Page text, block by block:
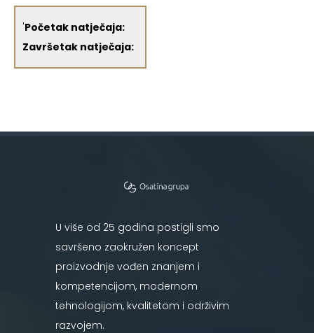
'Početak natječaja:
Završetak natječaja:
U više od 25 godina postigli smo
savršeno zaokružen koncept
proizvodnje vođen znanjem i
kompetencijom, modernom
tehnologijom, kvalitetom i održivim
razvojem.